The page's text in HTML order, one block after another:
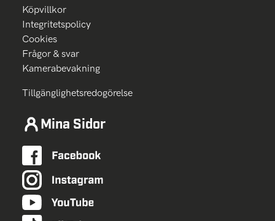
Köpvillkor
Integritetspolicy
Cookies
Frågor & svar
Kamerabevakning
Tillgänglighetsredogörelse
Mina Sidor